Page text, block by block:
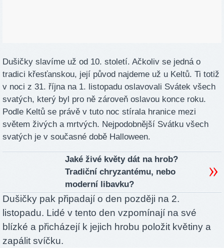
Dušičky slavíme už od 10. století. Ačkoliv se jedná o
tradici křesťanskou, její původ najdeme už u Keltů. Ti totiž
v noci z 31. října na 1. listopadu oslavovali Svátek všech
svatých, který byl pro ně zároveň oslavou konce roku.
Podle Keltů se právě v tuto noc stírala hranice mezi
světem živých a mrtvých. Nejpodobnější Svátku všech
svatých je v současné době Halloween.
Jaké živé květy dát na hrob?
Tradiční chryzantému, nebo
moderní libavku?
Dušičky pak připadají o den později na 2.
listopadu. Lidé v tento den vzpomínají na své
blízké a přicházejí k jejich hrobu položit květiny a
zapálit svíčku.